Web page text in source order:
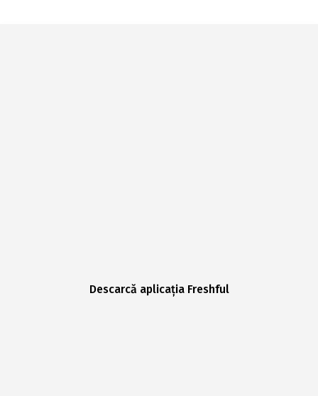
Descarcă aplicația Freshful